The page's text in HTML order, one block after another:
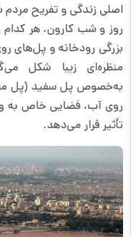
اصلی زندگی و تفریح
روز و شب کارون، هر کدام
بزرگی رودخانه و پل‌های
منظره‌ای زیبا شکل
به‌خصوص پل سفید (پل
روی آب، فضایی خاص به
تأثیر قرار می‌دهد.